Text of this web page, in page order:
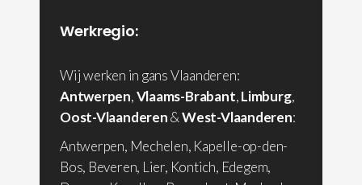
Werkregio:
Wij werken in gans Vlaanderen:
Antwerpen,Vlaams-Brabant,Limburg,
Oost-Vlaanderen&West-Vlaanderen:
Antwerpen, Mechelen, Kapelle-op-den-
Bos, Beveren, Lier, Kontich, Edegem,